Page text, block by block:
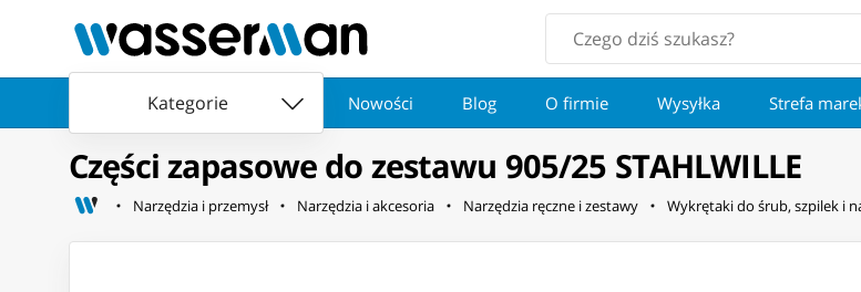
Kategorie Nowości Blog O firmie Wysyłka Strefa
Części zapasowe do zestawu 905/25 STAHLWILLE
Narzędzia i przemysł Narzędzia i akcesoria Narzędzia ręczne i zestawy Wykrętaki do śrub, szpilek i